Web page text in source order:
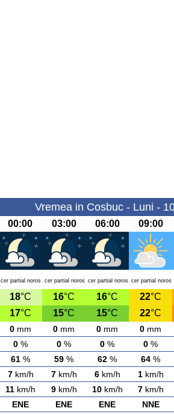
Vremea in Cosbuc - Luni -
00:00 03:00 06:00 09:00
cer partial noros cer partial noros cer partial noros cer partial noros
18°C 16°C 16°C 22°C
17°C 15°C 15°C 22°C
0 mm 0 mm 0 mm 0 mm
0 % 0 % 0 % 0 %
61 % 59 % 62 % 64 %
7km/h 7km/h 6km/h 1km/h
11 km/h 9km/h 10km/h 7km/h
ENE ENE ENE NNE